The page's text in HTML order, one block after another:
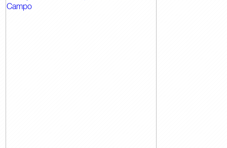
Mínimo